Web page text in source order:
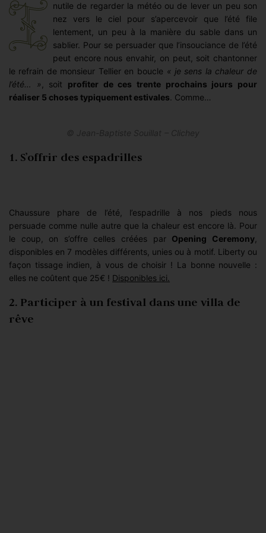
nutile de regarder la météo ou de lever un peu son
nez vers le ciel pour s’apercevoir que l’été file
lentement, un peu à la manière du sable dans un
sablier. Pour se persuader que l’insouciance de l’été
peut encore nous envahir, on peut, soit chantonner
le refrain de monsieur Tellier en boucle « je sens la chaleur de
l’été… » , soit profiter de ces trente prochains jours pour
réaliser 5 choses typiquement estivales . Comme…
© Jean-Baptiste Souillat – Clichey
1. S’offrir des espadrilles
Chaussure phare de l’été, l’espadrille à nos pieds nous
persuade comme nulle autre que la chaleur est encore là. Pour
le coup, on s’offre celles créées par Opening Ceremony
disponibles en 7 modèles différents, unies ou à motif. Liberty ou
façon tissage indien, à vous de choisir ! La bonne nouvelle :
elles ne coûtent que 25€ ! Disponibles ici.
2. Participer à un festival dans une villa de
rêve